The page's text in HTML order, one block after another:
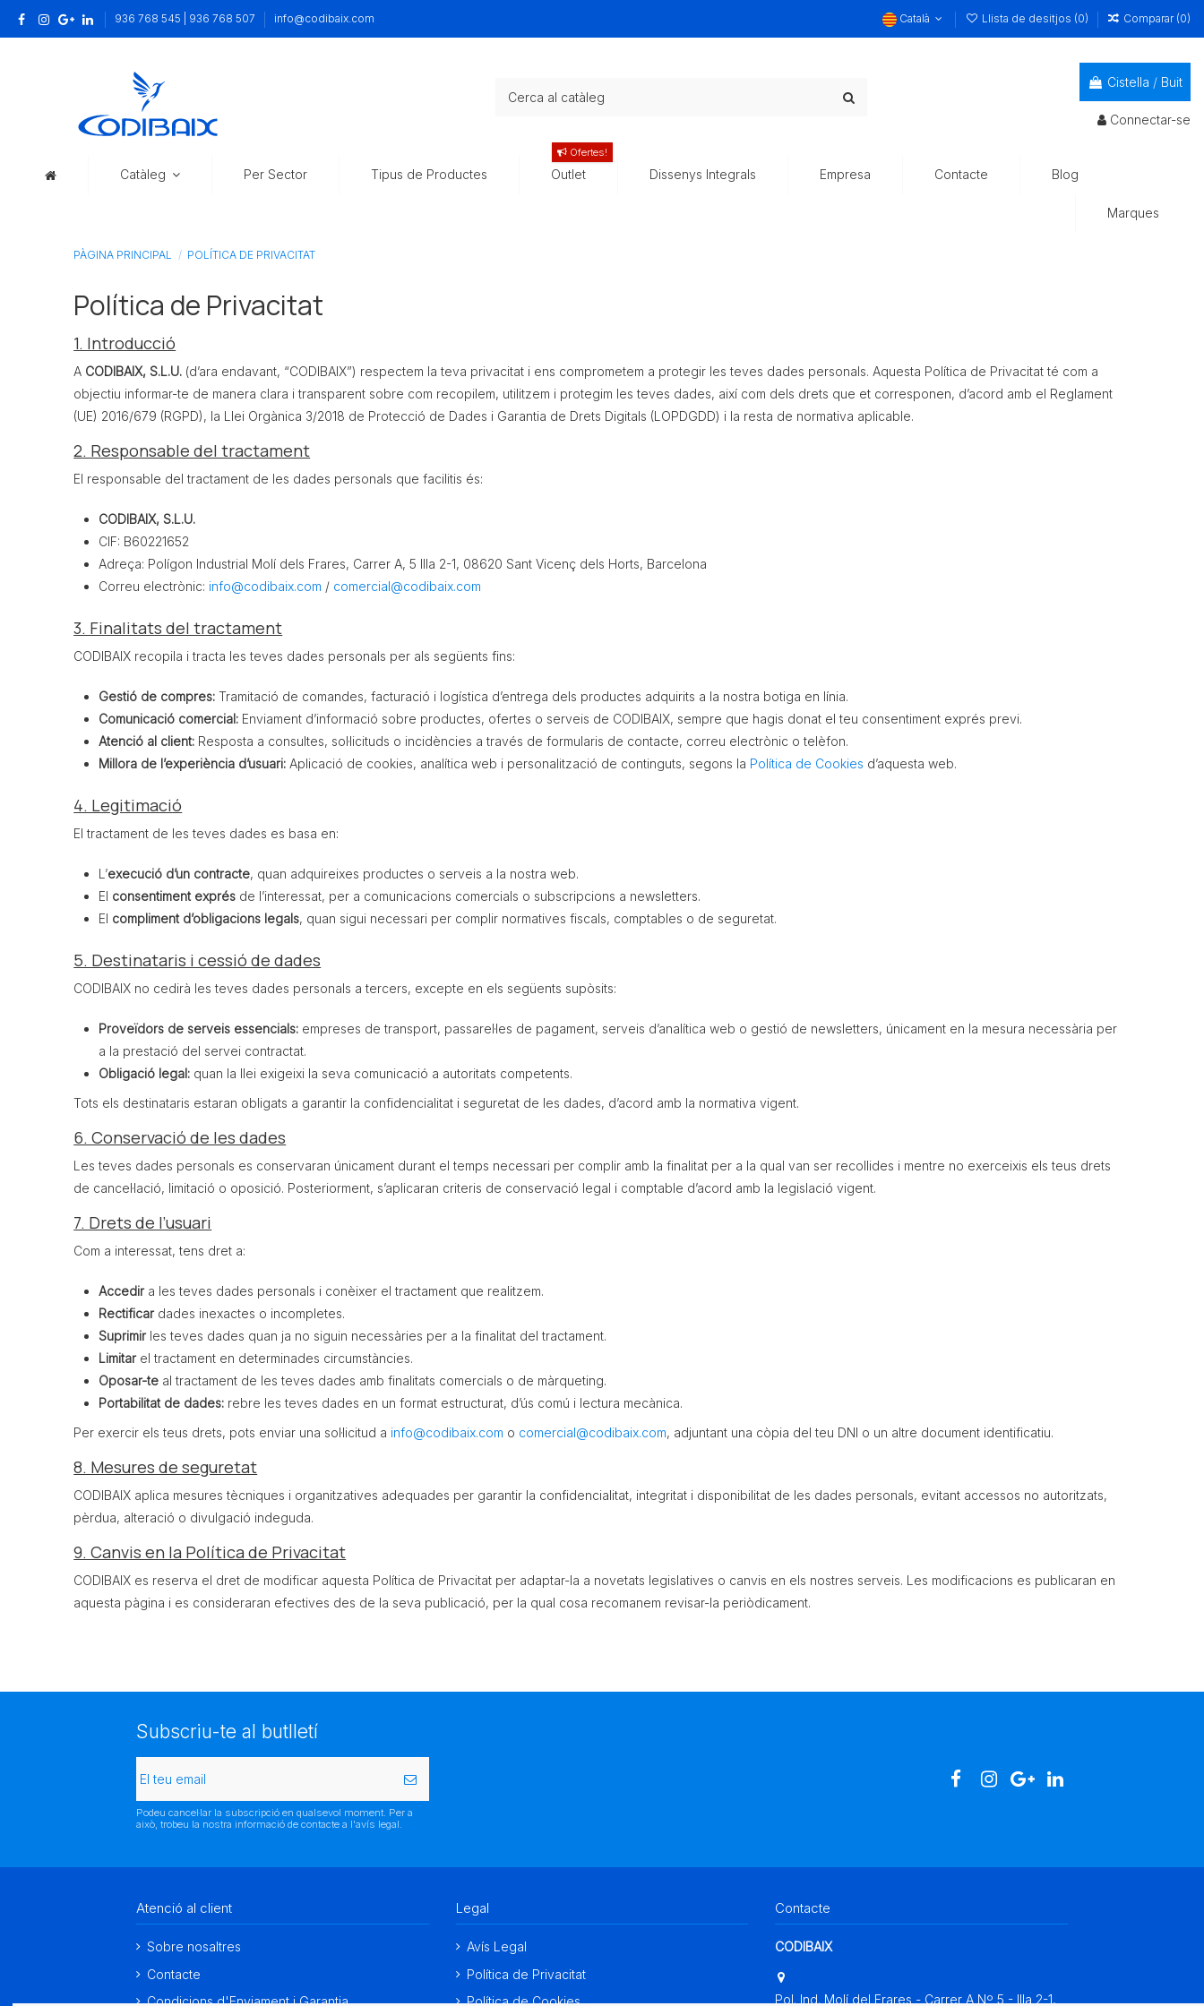
936 768 545 | 936 768 507 info@codibaix.com Català Llista de desitjos (0) Comparar (0)
Cistella / Buit
Connectar-se
Catàleg Per Sector Tipus de Productes Outlet
Ofertes!
Dissenys Integrals Empresa Contacte Blog
Marques
PÀGINA PRINCIPAL POLÍTICA DE PRIVACITAT
Política de Privacitat
1. Introducció
A CODIBAIX, S.L.U. (d’ara endavant, “CODIBAIX”) respectem la teva privacitat i ens comprometem a protegir les teves dades personals. Aquesta Política de Privacitat té com a
objectiu informar-te de manera clara i transparent sobre com recopilem, utilitzem i protegim les teves dades, així com dels drets que et corresponen, d’acord amb el Reglament
(UE) 2016/679 (RGPD), la Llei Orgànica 3/2018 de Protecció de Dades i Garantia de Drets Digitals (LOPDGDD) i la resta de normativa aplicable.
2. Responsable del tractament
El responsable del tractament de les dades personals que facilitis és:
CODIBAIX, S.L.U.
CIF: B60221652
Adreça: Polígon Industrial Molí dels Frares, Carrer A, 5 Illa 2-1, 08620 Sant Vicenç dels Horts, Barcelona
Correu electrònic: info@codibaix.com / comercial@codibaix.com
3. Finalitats del tractament
CODIBAIX recopila i tracta les teves dades personals per als següents fins:
Gestió de compres: Tramitació de comandes, facturació i logística d’entrega dels productes adquirits a la nostra botiga en línia.
Comunicació comercial: Enviament d’informació sobre productes, ofertes o serveis de CODIBAIX, sempre que hagis donat el teu consentiment exprés previ.
Atenció al client: Resposta a consultes, sol·licituds o incidències a través de formularis de contacte, correu electrònic o telèfon.
Millora de l’experiència d’usuari: Aplicació de cookies, analítica web i personalització de continguts, segons la Política de Cookies d’aquesta web.
4. Legitimació
El tractament de les teves dades es basa en:
L’execució d’un contracte, quan adquireixes productes o serveis a la nostra web.
El consentiment exprés de l’interessat, per a comunicacions comercials o subscripcions a newsletters.
El compliment d’obligacions legals, quan sigui necessari per complir normatives fiscals, comptables o de seguretat.
5. Destinataris i cessió de dades
CODIBAIX no cedirà les teves dades personals a tercers, excepte en els següents supòsits:
Proveïdors de serveis essencials: empreses de transport, passarel·les de pagament, serveis d’analítica web o gestió de newsletters, únicament en la mesura necessària per
a la prestació del servei contractat.
Obligació legal: quan la llei exigeixi la seva comunicació a autoritats competents.
Tots els destinataris estaran obligats a garantir la confidencialitat i seguretat de les dades, d’acord amb la normativa vigent.
6. Conservació de les dades
Les teves dades personals es conservaran únicament durant el temps necessari per complir amb la finalitat per a la qual van ser recollides i mentre no exerceixis els teus drets
de cancel·lació, limitació o oposició. Posteriorment, s’aplicaran criteris de conservació legal i comptable d’acord amb la legislació vigent.
7. Drets de l’usuari
Com a interessat, tens dret a:
Accedira les teves dades personals i conèixer el tractament que realitzem.
Rectificardades inexactes o incompletes.
Suprimirles teves dades quan ja no siguin necessàries per a la finalitat del tractament.
Limitarel tractament en determinades circumstàncies.
Oposar-te al tractament de les teves dades amb finalitats comercials o de màrqueting.
Portabilitat de dades: rebre les teves dades en un format estructurat, d’ús comú i lectura mecànica.
Per exercir els teus drets, pots enviar una sol·licitud a info@codibaix.com o comercial@codibaix.com, adjuntant una còpia del teu DNI o un altre document identificatiu.
8. Mesures de seguretat
CODIBAIX aplica mesures tècniques i organitzatives adequades per garantir la confidencialitat, integritat i disponibilitat de les dades personals, evitant accessos no autoritzats,
pèrdua, alteració o divulgació indeguda.
9. Canvis en la Política de Privacitat
CODIBAIX es reserva el dret de modificar aquesta Política de Privacitat per adaptar-la a novetats legislatives o canvis en els nostres serveis. Les modificacions es publicaran en
aquesta pàgina i es consideraran efectives des de la seva publicació, per la qual cosa recomanem revisar-la periòdicament.
Subscriu-te al butlletí
Podeu cancel·lar la subscripció en qualsevol moment. Per a
això, trobeu la nostra informació de contacte a l'avís legal.
Atenció al client
Sobre nosaltres
Contacte
Condicions d'Enviament i Garantia
Legal
Avís Legal
Política de Privacitat
Política de Cookies
Contacte
CODIBAIX
Pol. Ind. Molí del Frares - Carrer A Nº 5 - Illa 2-1,